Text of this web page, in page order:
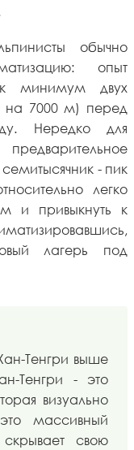
обычно
опыт
минимум двух
на 7000 м) перед
Нередко для
- пик
легко
и привыкнуть к
лагерь под
Тенгри выше
Тенгри - это
визуально
массивный
свою